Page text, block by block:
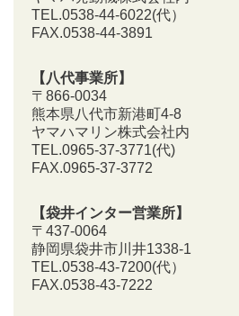
TEL.0538-44-6022(代）
FAX.0538-44-3891
【八代事業所】
〒866-0034
熊本県八代市新港町4-8
ヤマハマリン株式会社内
TEL.0965-37-3771(代)
FAX.0965-37-3772
【袋井インター営業所】
〒437-0064
静岡県袋井市川井1338-1
TEL.0538-43-7200(代）
FAX.0538-43-7222